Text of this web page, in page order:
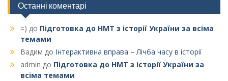
Останні коментарі
=) до Підготовка до НМТ з історії України за всіма
темами
Вадим до Інтерактивна вправа – Лічба часу в історії
admin до Підготовка до НМТ з історії України за
всіма темами